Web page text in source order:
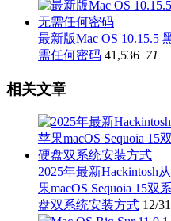
最新版Mac OS 10.15.5
需任何密码 41,536 71
相关文章
2025年最新Hackintosh
果macOS Sequoia 15
盘双系统安装方式 12/31